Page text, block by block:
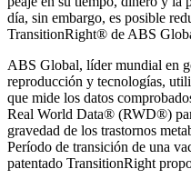
día, sin embargo, es posible
TransitionRight® de ABS
ABS Global, líder mundial en
reproducción y tecnologías,
que mide los datos
Real World Data® (RWD®)
gravedad de los trastornos
Período de transición de una
patentado TransitionRight